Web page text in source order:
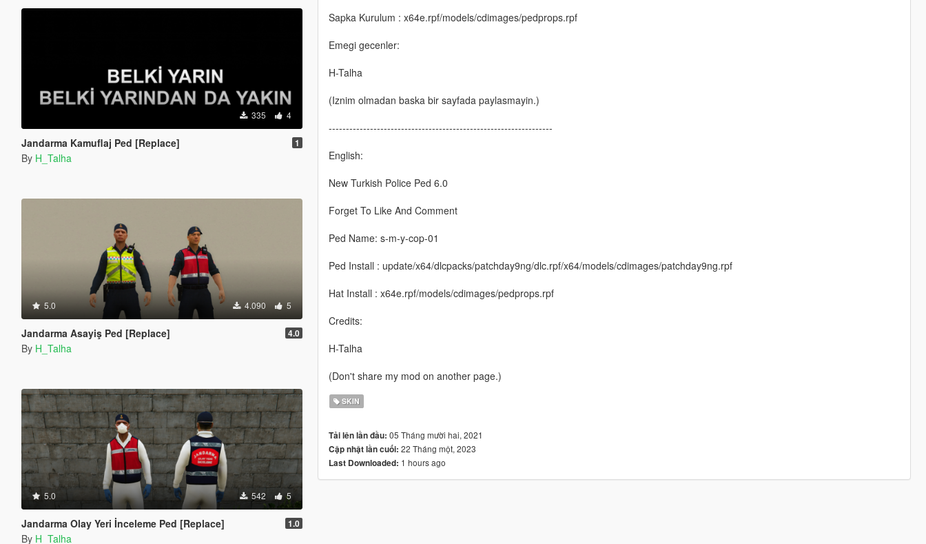
335 4
Jandarma Kamuflaj Ped [Replace] 1
By H_Talha
5.0 4.090 5
Jandarma Asayiş Ped [Replace] 4.0
By H_Talha
5.0 542 5
Jandarma Olay Yeri İnceleme Ped [Replace] 1.0
By H_Talha
Sapka Kurulum : x64e.rpf/models/cdimages/pedprops.rpf
Emegi gecenler:
H-Talha
(Iznim olmadan baska bir sayfada paylasmayin.)
-----------------------------------------------------------------
English:
New Turkish Police Ped 6.0
Forget To Like And Comment
Ped Name: s-m-y-cop-01
Ped Install : update/x64/dlcpacks/patchday9ng/dlc.rpf/x64/models/cdimages/patchday9ng.rpf
Hat Install : x64e.rpf/models/cdimages/pedprops.rpf
Credits:
H-Talha
(Don't share my mod on another page.)
SKIN
Tải lên lần đầu: 05 Tháng mười hai, 2021
Cập nhật lần cuối: 22 Tháng một, 2023
Last Downloaded: 1 hours ago